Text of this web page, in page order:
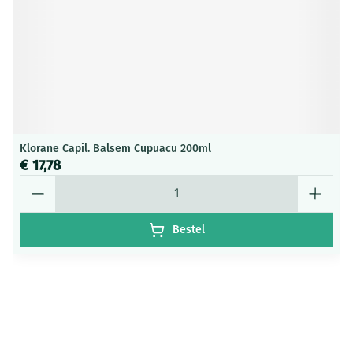
Klorane Capil. Balsem Cupuacu 200ml
€ 17,78
Bestel